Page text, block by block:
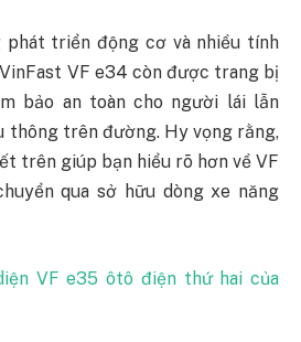
phát triển động cơ và nhiều tính
VF e34 còn được trang bị
bảo an toàn cho người lái lẫn
thông trên đường. Hy vọng rằng,
trên giúp bạn hiểu rõ hơn về VF
qua sở hữu dòng xe năng
VF e35 ôtô điện thứ hai của